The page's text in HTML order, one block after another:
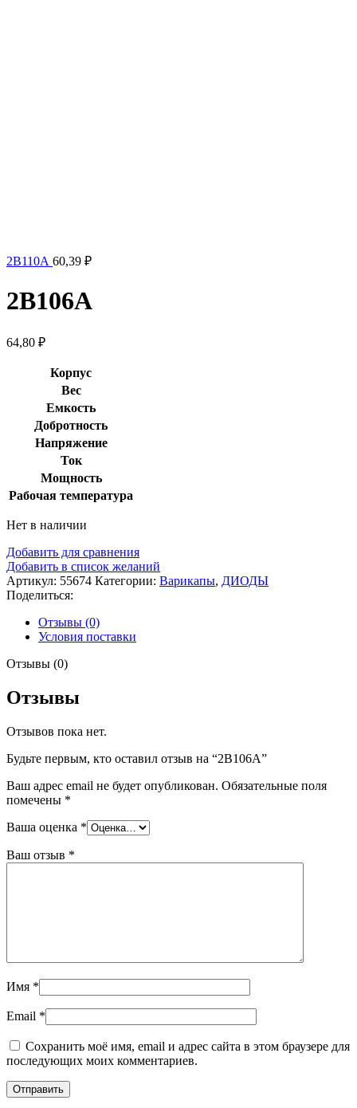
2В110А 60,39 ₽
2В106А
64,80 ₽
Корпус
Вес
Емкость
Добротность
Напряжение
Ток
Мощность
Рабочая температура
Нет в наличии
Добавить для сравнения
Добавить в список желаний
Артикул: 55674 Категории: Варикапы, ДИОДЫ
Поделиться:
Отзывы (0)
Условия поставки
Отзывы (0)
Отзывы
Отзывов пока нет.
Будьте первым, кто оставил отзыв на “2В106А”
Ваш адрес email не будет опубликован. Обязательные поля
помечены *
Ваша оценка *
Ваш отзыв *
Имя *
Email *
Сохранить моё имя, email и адрес сайта в этом браузере для
последующих моих комментариев.